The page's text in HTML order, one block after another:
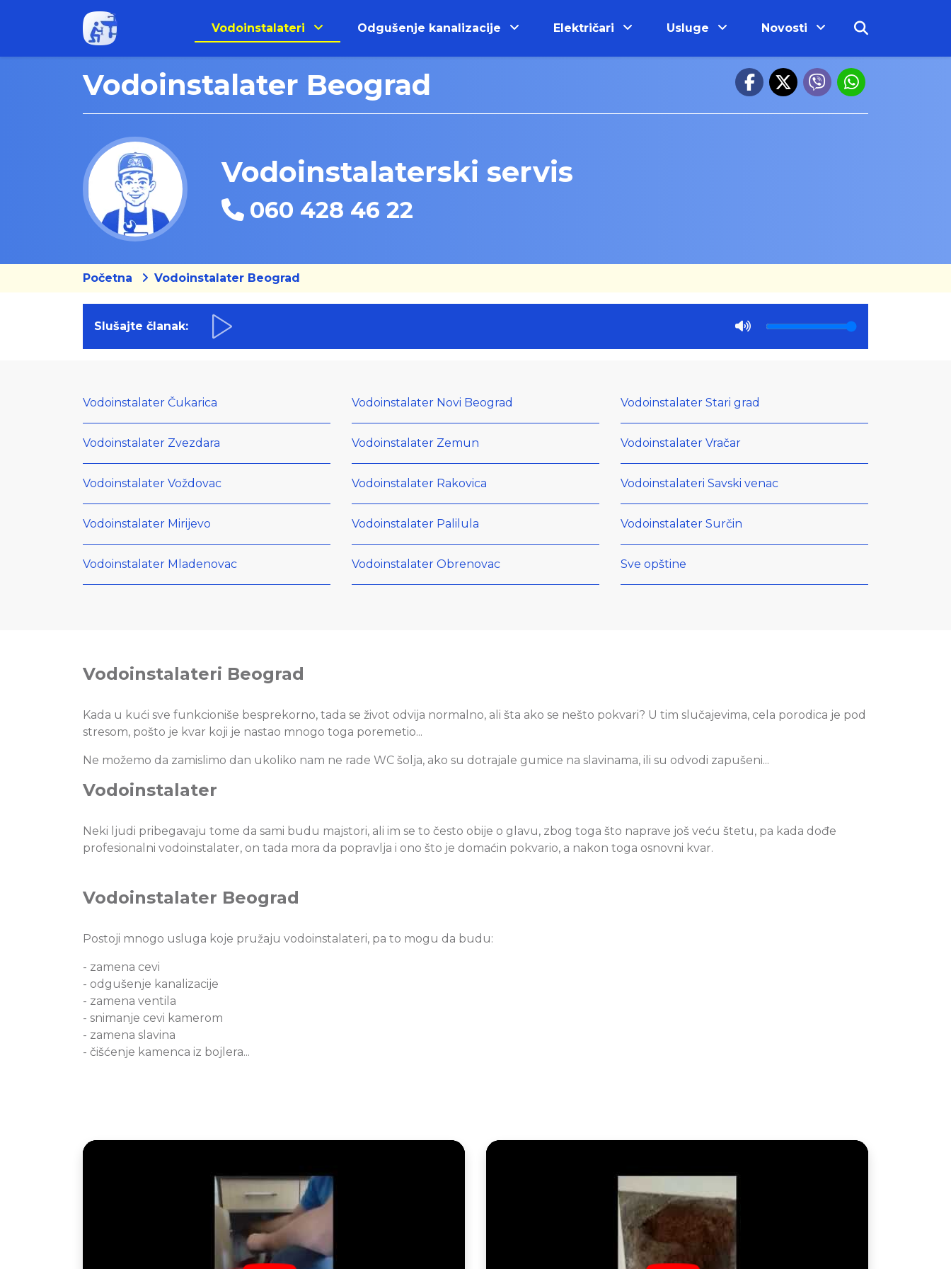
Vodoinstalateri Odgušenje kanalizacije Električari Usluge Novosti
Vodoinstalater Beograd
Vodoinstalaterski servis
060 428 46 22
Početna Vodoinstalater Beograd
Slušajte članak:
Vodoinstalater Čukarica Vodoinstalater Novi Beograd Vodoinstalater Stari grad
Vodoinstalater Zvezdara Vodoinstalater Zemun Vodoinstalater Vračar
Vodoinstalater Voždovac Vodoinstalater Rakovica Vodoinstalateri Savski venac
Vodoinstalater Mirijevo Vodoinstalater Palilula Vodoinstalater Surčin
Vodoinstalater Mladenovac Vodoinstalater Obrenovac Sve opštine
Vodoinstalateri Beograd
Kada u kući sve funkcioniše besprekorno, tada se život odvija normalno, ali šta ako se nešto pokvari? U tim slučajevima, cela porodica je pod
stresom, pošto je kvar koji je nastao mnogo toga poremetio...
Ne možemo da zamislimo dan ukoliko nam ne rade WC šolja, ako su dotrajale gumice na slavinama, ili su odvodi zapušeni...
Vodoinstalater
Neki ljudi pribegavaju tome da sami budu majstori, ali im se to često obije o glavu, zbog toga što naprave još veću štetu, pa kada dođe
profesionalni vodoinstalater, on tada mora da popravlja i ono što je domaćin pokvario, a nakon toga osnovni kvar.
Vodoinstalater Beograd
Postoji mnogo usluga koje pružaju vodoinstalateri, pa to mogu da budu:
- zamena cevi
- odgušenje kanalizacije
- zamena ventila
- snimanje cevi kamerom
- zamena slavina
- čišćenje kamenca iz bojlera...